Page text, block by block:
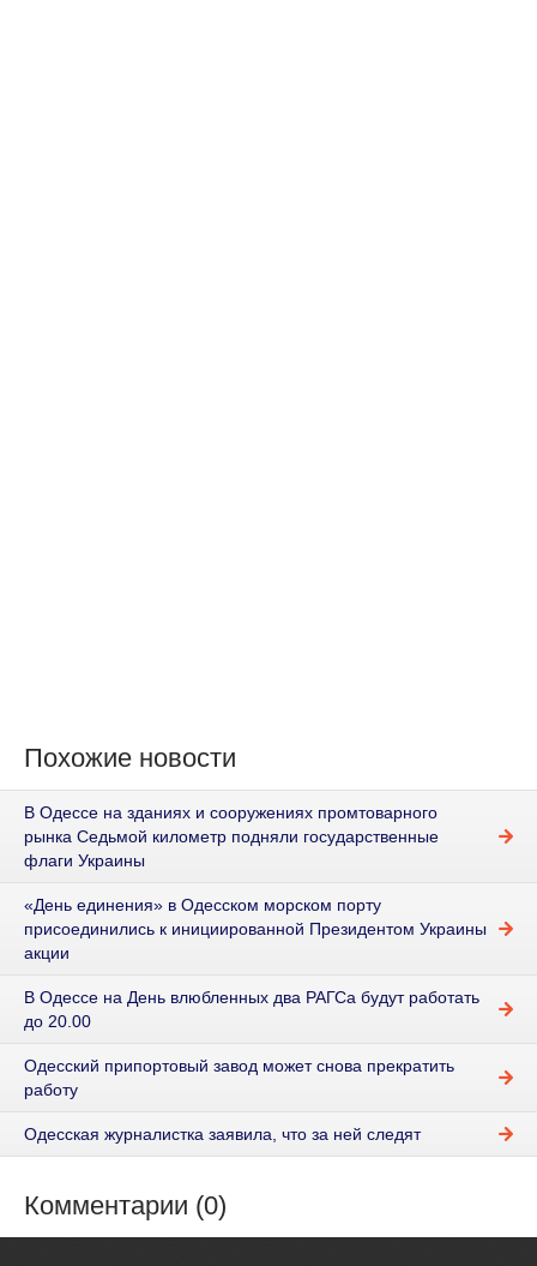
Похожие новости
В Одессе на зданиях и сооружениях промтоварного
рынка Седьмой километр подняли государственные
флаги Украины
«День единения» в Одесском морском порту
присоединились к инициированной Президентом Украины
акции
В Одессе на День влюбленных два РАГСа будут работать
до 20.00
Одесский припортовый завод может снова прекратить
работу
Одесская журналистка заявила, что за ней следят
Комментарии (0)